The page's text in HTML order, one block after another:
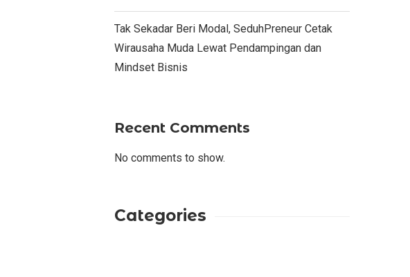
Tak Sekadar Beri Modal, SeduhPreneur Cetak
Wirausaha Muda Lewat Pendampingan dan
Mindset Bisnis
Recent Comments
No comments to show.
Categories